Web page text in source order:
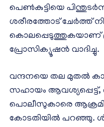
പെൺകുട്ടിയെ
ശരീരത്തോട് ചേർത്ത്
കൊലപ്പെടുത്തുകയാണ്
പ്രോസിക്യൂഷൻ വാദിച്ചു.
വന്ദനയെ തല മുതൽ
സഹായം ആവശ്യപ്പെട്ട്,
പൊലീസുകാരെ
കോടതിയിൽ‌ പറഞ്ഞു.